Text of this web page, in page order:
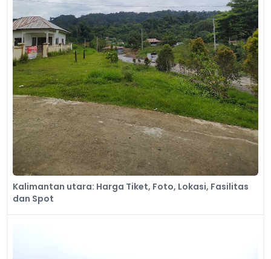
Kalimantan utara: Harga Tiket, Foto, Lokasi, Fasilitas
dan Spot